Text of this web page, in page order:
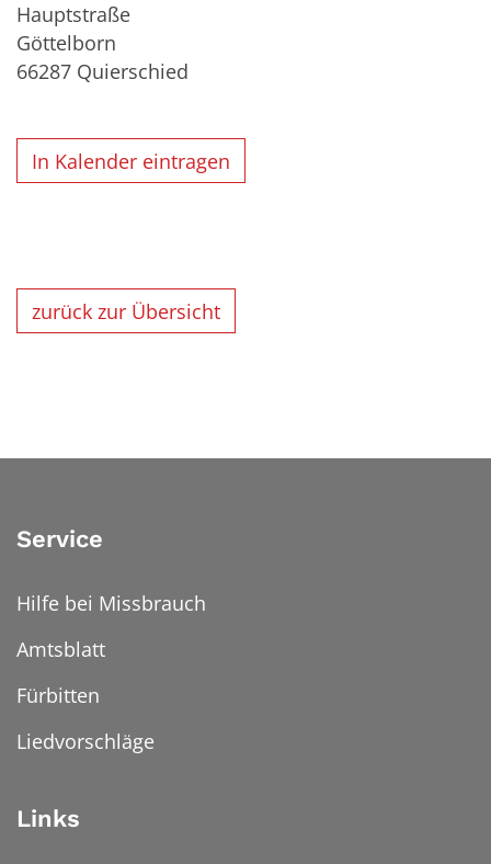
Hauptstraße
Göttelborn
66287 Quierschied
In Kalender eintragen
zurück zur Übersicht
Service
Hilfe bei Missbrauch
Amtsblatt
Fürbitten
Liedvorschläge
Links